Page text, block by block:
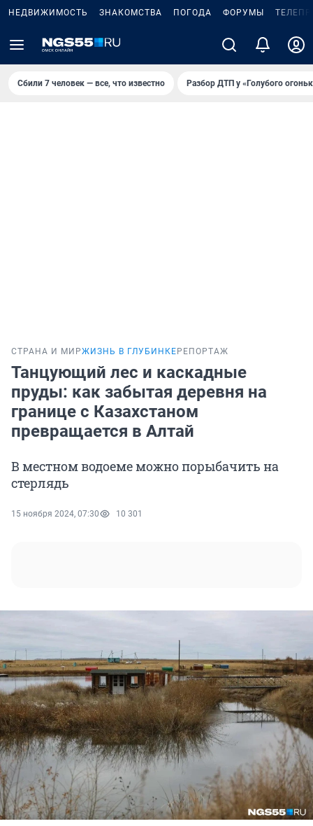
НЕДВИЖИМОСТЬ ЗНАКОМСТВА ПОГОДА ФОРУМЫ
Сбили 7 человек — все, что известно Разбор ДТП у «Голубого
СТРАНА И МИРЖИЗНЬ В ГЛУБИНКЕ РЕПОРТАЖ
Танцующий лес и каскадные
пруды: как забытая деревня на
границе с Казахстаном
превращается в Алтай
В местном водоеме можно порыбачить на
стерлядь
15 ноября 2024, 07:30 10 301